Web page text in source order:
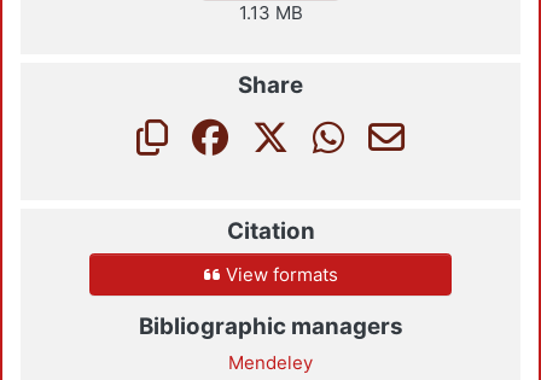
1.13 MB
Share
Citation
View formats
Bibliographic managers
Mendeley